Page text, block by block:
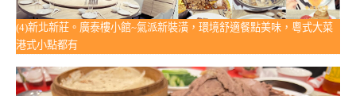
(4)新北新莊。廣泰樓小館~氣派新裝潢，環境舒適餐點美味，粵式大菜
港式小點都有